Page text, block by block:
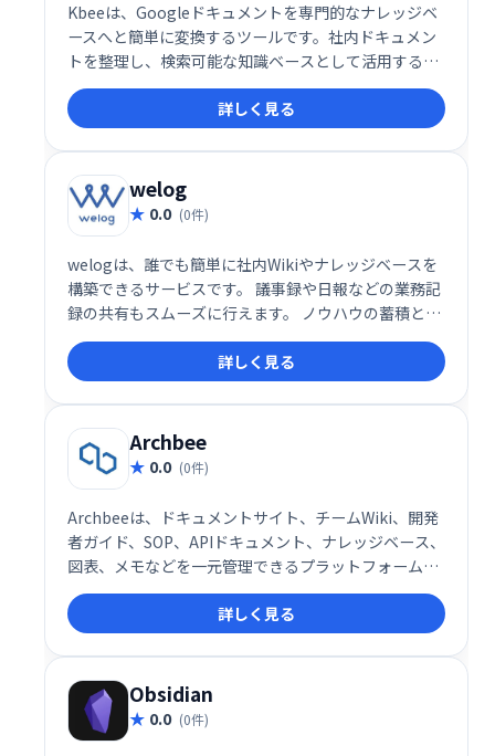
Kbeeは、Googleドキュメントを専門的なナレッジベ
ースへと簡単に変換するツールです。社内ドキュメン
トを整理し、検索可能な知識ベースとして活用するこ
とで、情報共有を効率化し、業務の生産性を向上させ
ます。 スムーズな情報検索と知識の蓄積を実現し、チ
ーム全体の知識活用を促進します。
詳しく見る
welog
0.0 (0件)
welogは、誰でも簡単に社内Wikiやナレッジベースを
構築できるサービスです。 議事録や日報などの業務記
録の共有もスムーズに行えます。 ノウハウの蓄積と共
有を効率化し、社内全体の生産性向上に貢献します。
簡単に始められるので、まずはお気軽にお試しくださ
い。
詳しく見る
Archbee
0.0 (0件)
Archbeeは、ドキュメントサイト、チームWiki、開発
者ガイド、SOP、APIドキュメント、ナレッジベース、
図表、メモなどを一元管理できるプラットフォームで
す。チームの知識共有を効率化し、情報検索の時間を
短縮、生産性向上に貢献します。 スムーズな情報アク
セスとコラボレーションを実現し、業務の改善を支援
します。
詳しく見る
Obsidian
0.0 (0件)